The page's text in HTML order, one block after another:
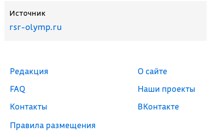
Источник
rsr-olymp.ru
Редакция
FAQ
Контакты
Правила размещения
О сайте
Наши проекты
ВКонтакте